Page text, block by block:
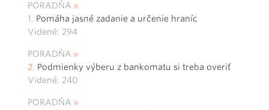
PORADŇA
Pomáha jasné zadanie a určenie hraníc
Videné: 294
PORADŇA
Podmienky výberu z bankomatu si treba overiť
Videné: 240
PORADŇA